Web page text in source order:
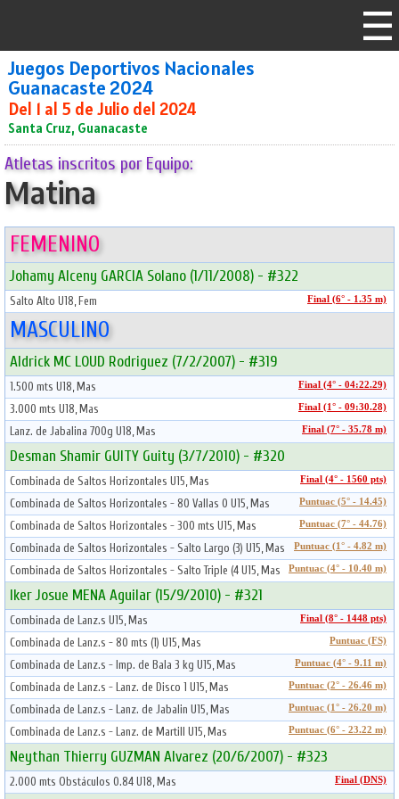
Juegos Deportivos Nacionales
Guanacaste 2024
Del 1 al 5 de Julio del 2024
Santa Cruz, Guanacaste
Atletas inscritos por Equipo:
Matina
FEMENINO
Johamy Alceny GARCIA Solano (1/11/2008) - #322
Salto Alto U18, Fem Final (6° - 1.35 m)
MASCULINO
Aldrick MC LOUD Rodriguez (7/2/2007) - #319
1.500 mts U18, Mas Final (4° - 04:22.29)
3.000 mts U18, Mas Final (1° - 09:30.28)
Lanz. de Jabalina 700g U18, Mas Final (7° - 35.78 m)
Desman Shamir GUITY Guity (3/7/2010) - #320
Combinada de Saltos Horizontales U15, Mas Final (4° - 1560 pts)
Combinada de Saltos Horizontales - 80 Vallas 0 U15, Mas Puntuac (5° - 14.45)
Combinada de Saltos Horizontales - 300 mts U15, Mas Puntuac (7° - 44.76)
Combinada de Saltos Horizontales - Salto Largo (3) U15, Mas Puntuac (1° - 4.82 m)
Combinada de Saltos Horizontales - Salto Triple (4 U15, Mas Puntuac (4° - 10.40 m)
Iker Josue MENA Aguilar (15/9/2010) - #321
Combinada de Lanz.s U15, Mas Final (8° - 1448 pts)
Combinada de Lanz.s - 80 mts (1) U15, Mas Puntuac (FS)
Combinada de Lanz.s - Imp. de Bala 3 kg U15, Mas Puntuac (4° - 9.11 m)
Combinada de Lanz.s - Lanz. de Disco 1 U15, Mas Puntuac (2° - 26.46 m)
Combinada de Lanz.s - Lanz. de Jabalin U15, Mas Puntuac (1° - 26.20 m)
Combinada de Lanz.s - Lanz. de Martill U15, Mas Puntuac (6° - 23.22 m)
Neythan Thierry GUZMAN Alvarez (20/6/2007) - #323
2.000 mts Obstáculos 0.84 U18, Mas Final (DNS)